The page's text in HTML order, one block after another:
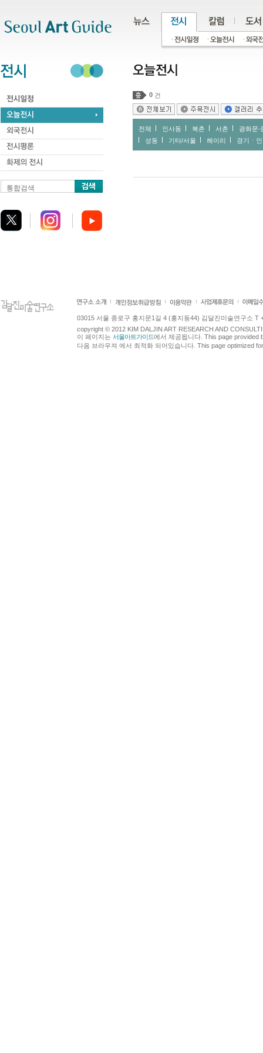
통합검색
0 건
전체 인사동 북촌 서촌
광화문∙
성동
기타/서울 헤이리 경기ㆍ
03015 서울 종로구 홍지문1길 4 (홍지동44) 김달진미술연구소 T
copyright © 2012 KIM DALJIN ART RESEARCH AND
이 페이지는 서울아트가이드에서 제공됩니다. This page provided
다음 브라우져 에서 최적화 되어있습니다. This page optimized